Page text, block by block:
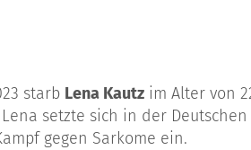
starb Lena Kautz im Alter von
Lena setzte sich in der
gegen Sarkome ein.